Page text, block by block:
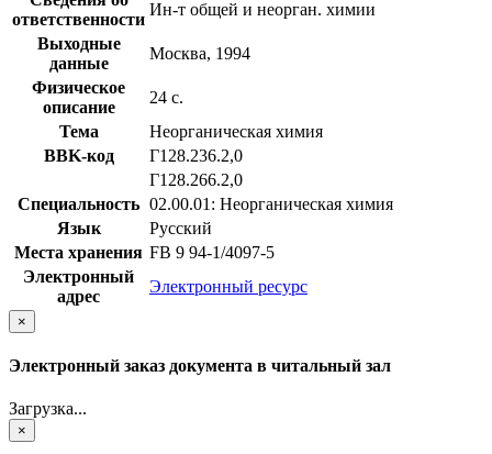
ответственности
Ин-т общей и неорган. химии
Выходные
данные
Москва, 1994
Физическое
описание
24 с.
Тема
Неорганическая химия
BBK-код
Г128.236.2,0
Г128.266.2,0
Специальность 02.00.01: Неорганическая химия
Язык
Русский
Места хранения FB 9 94-1/4097-5
Электронный
адрес
Электронный ресурс
×
Электронный заказ документа в читальный зал
Загрузка...
×